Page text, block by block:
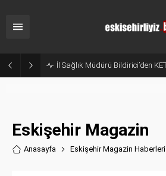
Eskişehir Magazin
Anasayfa Eskişehir Magazin Haberleri